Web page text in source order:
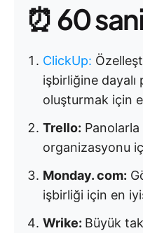
⏰ 60
ClickUp:
işbirliğine
oluşturmak için
Trello:
organizasyonu
Monday. com:
işbirliği için en
Wrike: Büyük